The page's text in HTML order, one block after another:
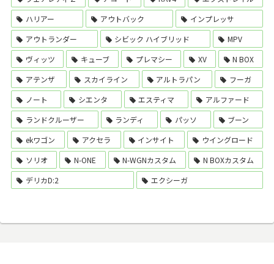
ハリアー
アウトバック
インプレッサ
アウトランダー
シビック ハイブリッド
MPV
ヴィッツ
キューブ プレマシー XV
N BOX
アテンザ
スカイライン アルトラパン
フーガ
ノート
シエンタ エスティマ
アルファード
ランドクルーザー
ランディ パッソ
ブーン
ekワゴン
アクセラ インサイト
ウイングロード
ソリオ
N-ONE N-WGNカスタム
N BOXカスタム
デリカD:2
エクシーガ